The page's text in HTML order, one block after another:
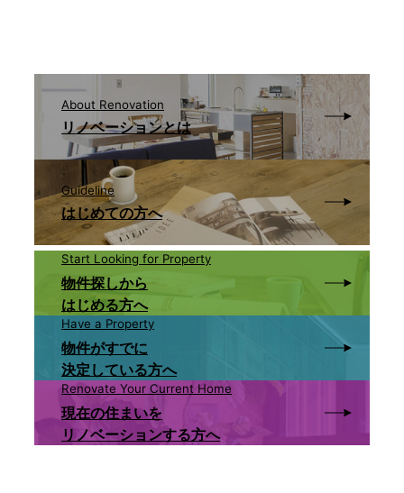
About Renovation
リノベーションとは
Guideline
はじめての方へ
Start Looking for Property
物件探しから
はじめる方へ
Have a Property
物件がすでに
決定している方へ
Renovate Your Current Home
現在の住まいを
リノベーションする方へ